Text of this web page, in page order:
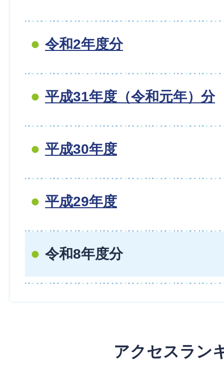
令和2年度分
平成31年度（令和元年）分
平成30年度
平成29年度
令和8年度分
アクセスラン